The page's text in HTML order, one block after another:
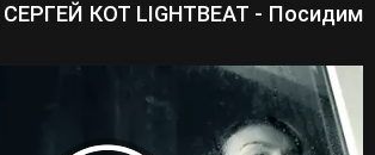
СЕРГЕЙ КОТ LIGHTBEAT - Посидим